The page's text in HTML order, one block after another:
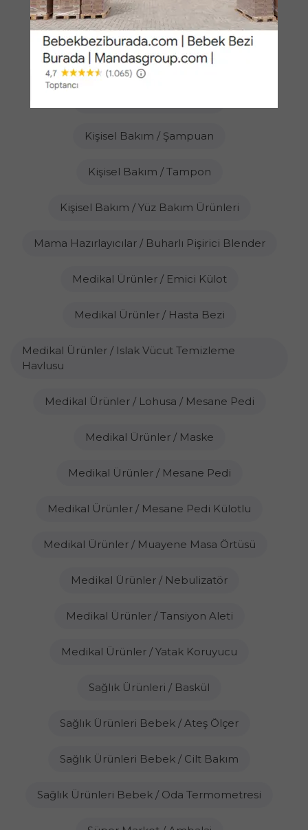
Kişisel Bakım / Saç Fırçası Ve Tarağı
Kişisel Bakım / Saç Şekillendirici
Kişisel Bakım / Şampuan
Kişisel Bakım / Tampon
Kişisel Bakım / Yüz Bakım Ürünleri
Mama Hazırlayıcılar / Buharlı Pişirici Blender
Medikal Ürünler / Emici Külot
Medikal Ürünler / Hasta Bezi
Medikal Ürünler / Islak Vücut Temizleme
Havlusu
Medikal Ürünler / Lohusa / Mesane Pedi
Medikal Ürünler / Maske
Medikal Ürünler / Mesane Pedi
Medikal Ürünler / Mesane Pedi Külotlu
Medikal Ürünler / Muayene Masa Örtüsü
Medikal Ürünler / Nebulizatör
Medikal Ürünler / Tansiyon Aleti
Medikal Ürünler / Yatak Koruyucu
Sağlık Ürünleri / Baskül
Sağlık Ürünleri Bebek / Ateş Ölçer
Sağlık Ürünleri Bebek / Cilt Bakım
Sağlık Ürünleri Bebek / Oda Termometresi